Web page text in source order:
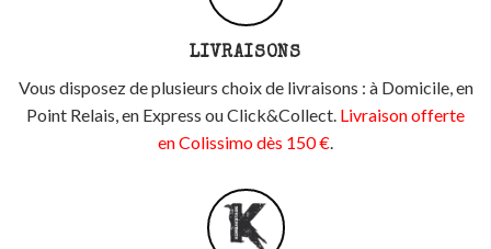
LIVRAISONS
Vous disposez de plusieurs choix de livraisons : à Domicile, en
Point Relais, en Express ou Click&Collect. Livraison offerte
en Colissimo dès 150 €